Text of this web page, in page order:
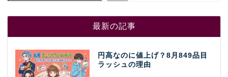
最新の記事
円高なのに値上げ？8月849品目
ラッシュの理由